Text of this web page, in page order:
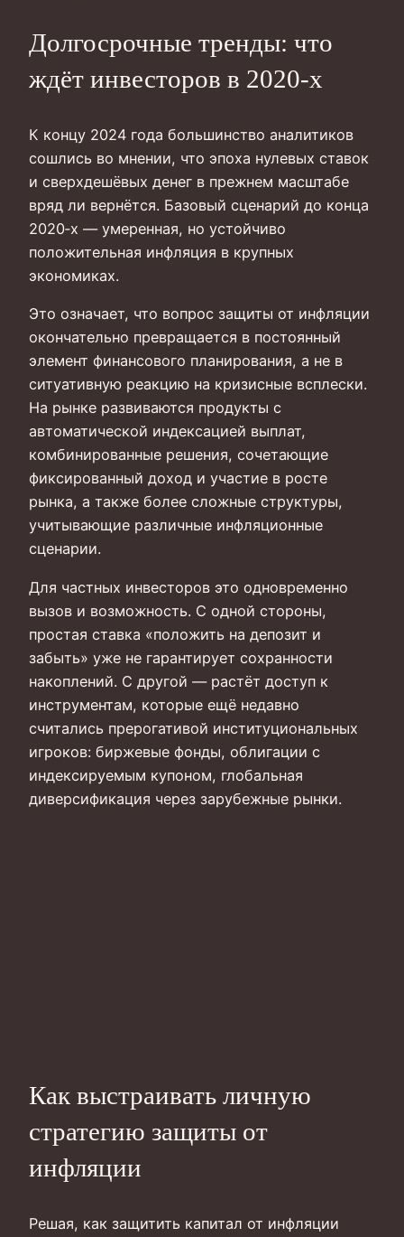
Долгосрочные тренды: что
ждёт инвесторов в 2020‑х
К концу 2024 года большинство аналитиков
сошлись во мнении, что эпоха нулевых ставок
и сверхдешёвых денег в прежнем масштабе
вряд ли вернётся. Базовый сценарий до конца
2020‑х — умеренная, но устойчиво
положительная инфляция в крупных
экономиках.
Это означает, что вопрос защиты от инфляции
окончательно превращается в постоянный
элемент финансового планирования, а не в
ситуативную реакцию на кризисные всплески.
На рынке развиваются продукты с
автоматической индексацией выплат,
комбинированные решения, сочетающие
фиксированный доход и участие в росте
рынка, а также более сложные структуры,
учитывающие различные инфляционные
сценарии.
Для частных инвесторов это одновременно
вызов и возможность. С одной стороны,
простая ставка «положить на депозит и
забыть» уже не гарантирует сохранности
накоплений. С другой — растёт доступ к
инструментам, которые ещё недавно
считались прерогативой институциональных
игроков: биржевые фонды, облигации с
индексируемым купоном, глобальная
диверсификация через зарубежные рынки.
Как выстраивать личную
стратегию защиты от
инфляции
Решая, как защитить капитал от инфляции